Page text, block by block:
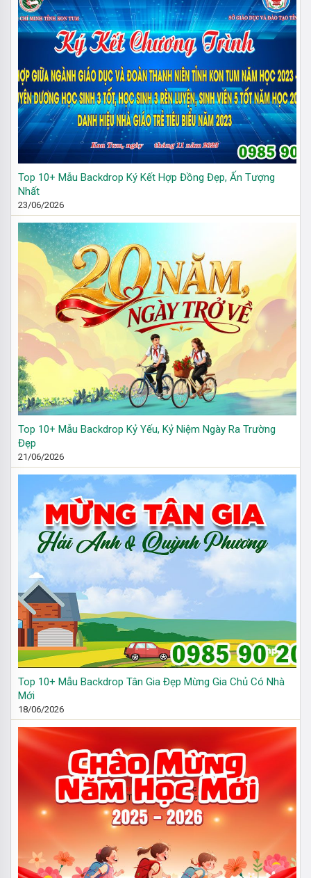
Top 10+ Mẫu Backdrop Ký Kết Hợp Đồng Đẹp, Ấn Tượng
Nhất
23/06/2026
Top 10+ Mẫu Backdrop Kỷ Yếu, Kỷ Niệm Ngày Ra Trường
Đẹp
21/06/2026
Top 10+ Mẫu Backdrop Tân Gia Đẹp Mừng Gia Chủ Có Nhà
Mới
18/06/2026